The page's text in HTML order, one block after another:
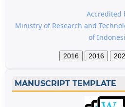
Accredited
Ministry of Research and
of
2016 2016
MANUSCRIPT TEMPLATE